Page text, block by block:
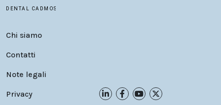
Chi siamo
Contatti
Note legali
Privacy